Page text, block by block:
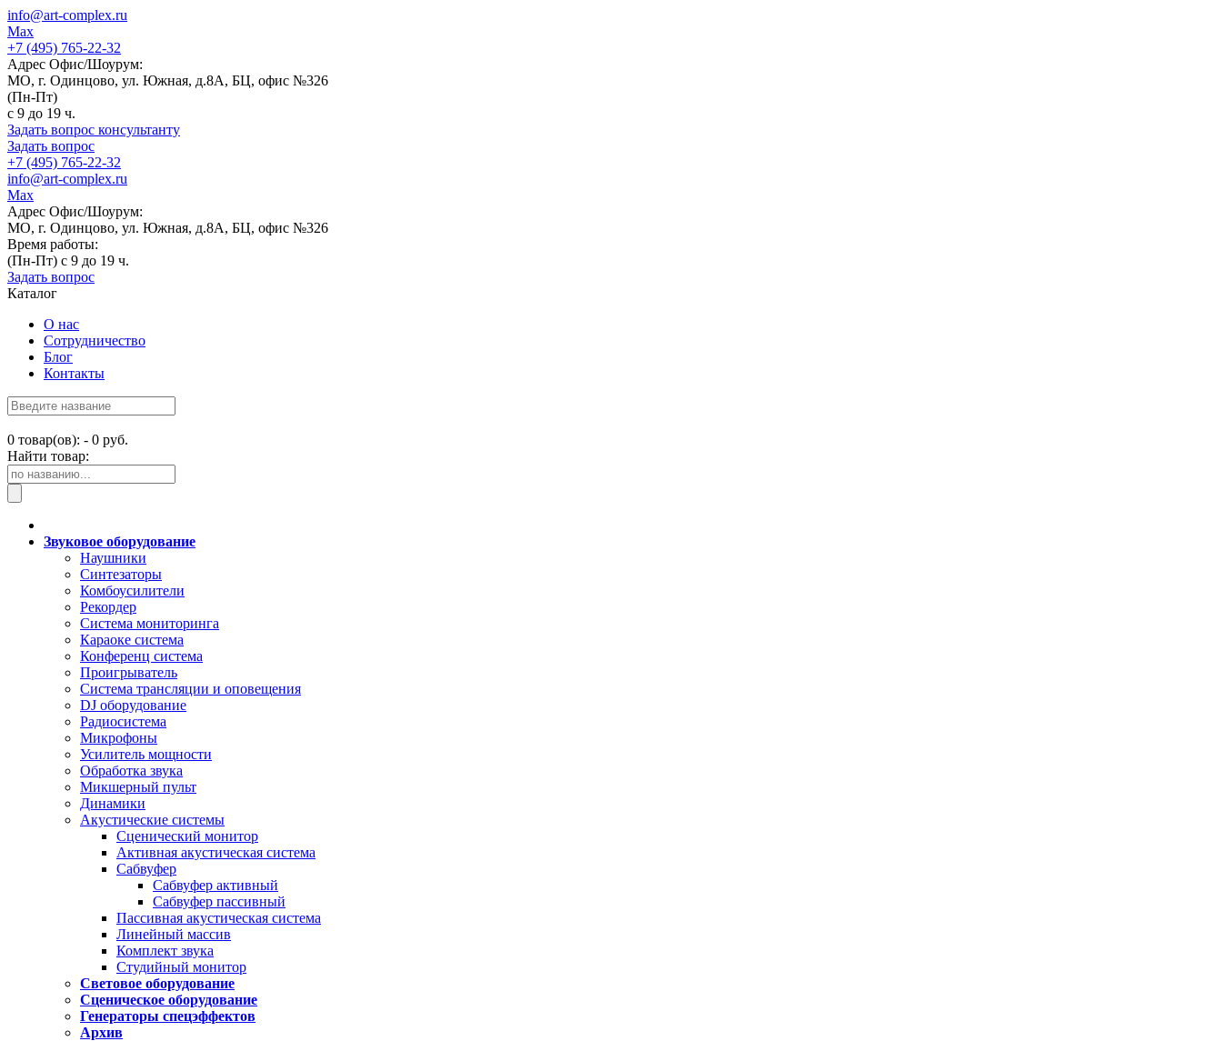
info@art-complex.ru
Max
+7 (495) 765-22-32
Адрес Офис/Шоурум:
МО, г. Одинцово, ул. Южная, д.8А, БЦ, офис №326
(Пн-Пт)
с 9 до 19 ч.
Задать вопрос консультанту
Задать вопрос
+7 (495) 765-22-32
info@art-complex.ru
Max
Адрес Офис/Шоурум:
МО, г. Одинцово, ул. Южная, д.8А, БЦ, офис №326
Время работы:
(Пн-Пт) с 9 до 19 ч.
Задать вопрос
Каталог
О нас
Сотрудничество
Блог
Контакты
0 товар(ов): - 0 руб.
Найти товар:
Звуковое оборудование
Наушники
Синтезаторы
Комбоусилители
Рекордер
Система мониторинга
Караоке система
Конференц система
Проигрыватель
Система трансляции и оповещения
DJ оборудование
Радиосистема
Микрофоны
Усилитель мощности
Обработка звука
Микшерный пульт
Динамики
Акустические системы
Сценический монитор
Активная акустическая система
Сабвуфер
Сабвуфер активный
Сабвуфер пассивный
Пассивная акустическая система
Линейный массив
Комплект звука
Студийный монитор
Световое оборудование
Сценическое оборудование
Генераторы спецэффектов
Архив